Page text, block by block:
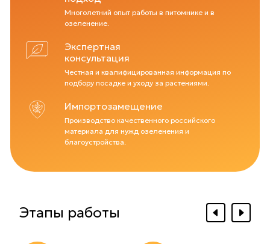
Многолетний опыт работы в питомнике и в
озеленение.
Экспертная
консультация
Честная и квалифицированная информация по
подбору посадке и уходу за растениями.
Импортозамещение
Производство качественного российского
материала для нужд озеленения и
благоустройства.
Этапы работы